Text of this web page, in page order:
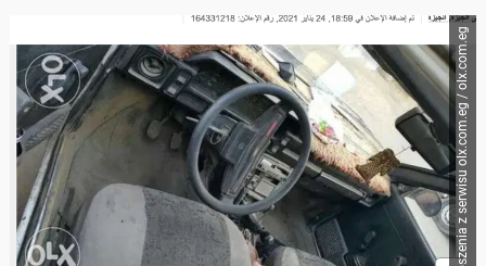
Zrzut ogłoszenia z serwisu olx.com.eg / olx.com.eg